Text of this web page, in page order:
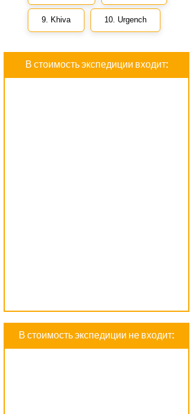
9. Khiva 10. Urgench
В стоимость экспедиции входит:
В стоимость экспедиции не входит: